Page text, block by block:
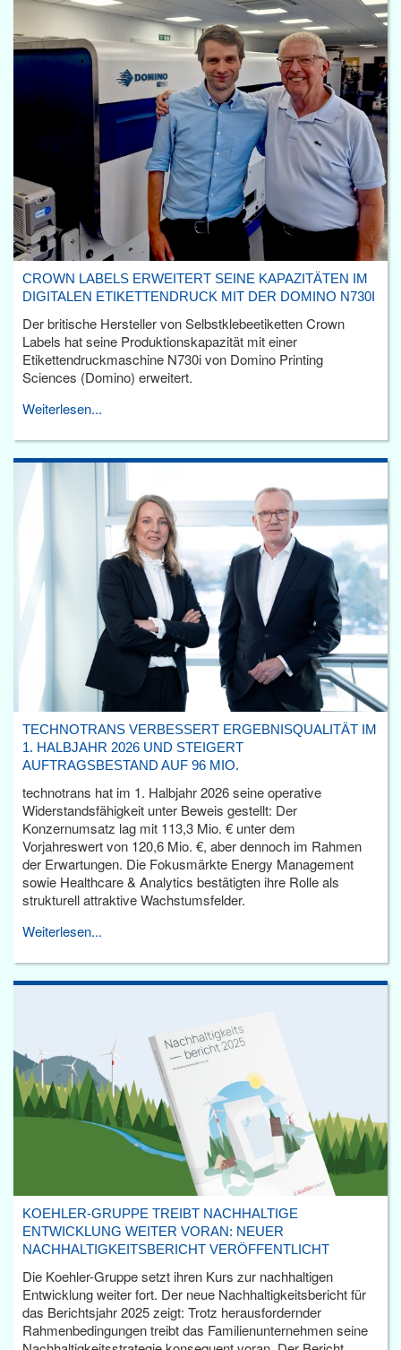
CROWN LABELS ERWEITERT SEINE KAPAZITÄTEN IM
DIGITALEN ETIKETTENDRUCK MIT DER DOMINO N730I
Der britische Hersteller von Selbstklebeetiketten Crown
Labels hat seine Produktionskapazität mit einer
Etikettendruckmaschine N730i von Domino Printing
Sciences (Domino) erweitert.
Weiterlesen...
TECHNOTRANS VERBESSERT ERGEBNISQUALITÄT IM
1. HALBJAHR 2026 UND STEIGERT
AUFTRAGSBESTAND AUF 96 MIO.
technotrans hat im 1. Halbjahr 2026 seine operative
Widerstandsfähigkeit unter Beweis gestellt: Der
Konzernumsatz lag mit 113,3 Mio. € unter dem
Vorjahreswert von 120,6 Mio. €, aber dennoch im Rahmen
der Erwartungen. Die Fokusmärkte Energy Management
sowie Healthcare & Analytics bestätigten ihre Rolle als
strukturell attraktive Wachstumsfelder.
Weiterlesen...
KOEHLER-GRUPPE TREIBT NACHHALTIGE
ENTWICKLUNG WEITER VORAN: NEUER
NACHHALTIGKEITSBERICHT VERÖFFENTLICHT
Die Koehler-Gruppe setzt ihren Kurs zur nachhaltigen
Entwicklung weiter fort. Der neue Nachhaltigkeitsbericht für
das Berichtsjahr 2025 zeigt: Trotz herausfordernder
Rahmenbedingungen treibt das Familienunternehmen seine